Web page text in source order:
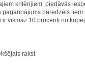
kritērijiem, piedāvās
pagarinājums paredzēts
ir vismaz 10 procenti no
rakst